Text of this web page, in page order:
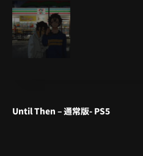
Until Then – 通常版- PS5